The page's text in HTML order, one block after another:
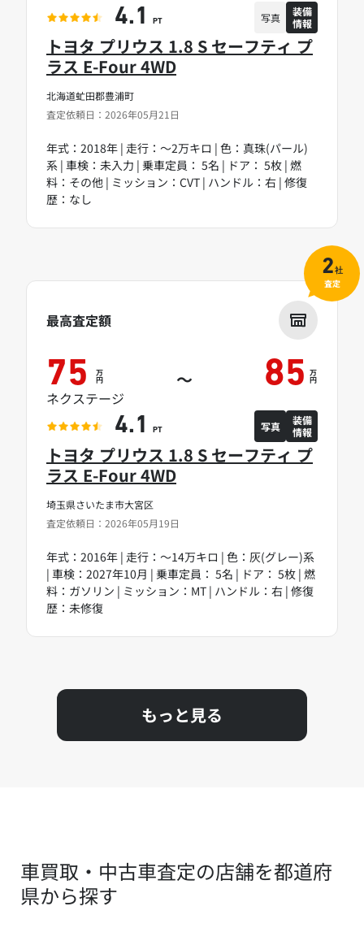
北海道虻田郡豊浦町
査定依頼日：2026年05月21日
トヨタ プリウス 1.8 S セーフティ プ
ラス E-Four 4WD
年式：2018年 | 走行：～2万キロ | 色：真珠(パール)
系 | 車検：未入力 | 乗車定員： 5名 | ドア： 5枚 | 燃
料：その他 | ミッション：CVT | ハンドル：右 | 修復
歴：なし
4.1 PT 写真
装備
情報
埼玉県さいたま市大宮区
査定依頼日：2026年05月19日
トヨタ プリウス 1.8 S セーフティ プ
ラス E-Four 4WD
年式：2016年 | 走行：～14万キロ | 色：灰(グレー)系
| 車検：2027年10月 | 乗車定員： 5名 | ドア： 5枚 | 燃
料：ガソリン | ミッション：MT | ハンドル：右 | 修復
歴：未修復
最高査定額
75 万
円 ～ 85 万
円
ネクステージ
4.1 PT 写真
装備
情報
2社
査定
もっと見る
車買取・中古車査定の店舗を都道府
県から探す